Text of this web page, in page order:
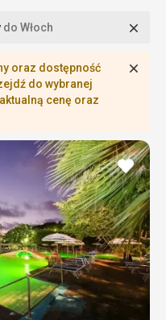
do Włoch
oraz dostępność
do wybranej
cenę oraz
dodaj
do